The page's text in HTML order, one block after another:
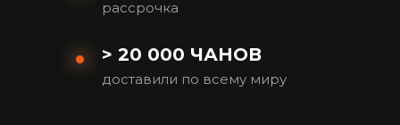
рассрочка
> 20 000 ЧАНОВ
доставили по всему миру